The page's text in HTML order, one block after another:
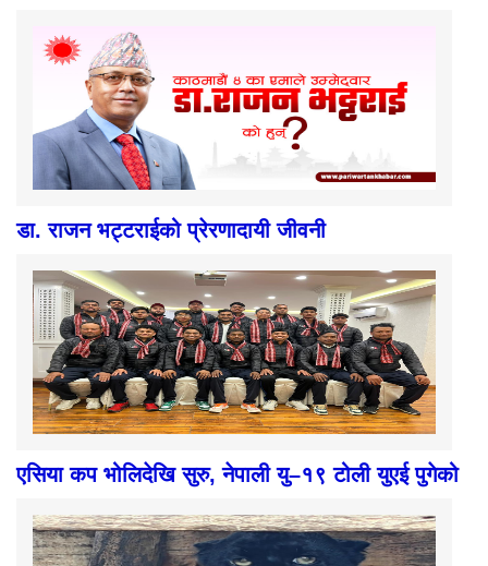
डा. राजन भट्टराईको प्रेरणादायी जीवनी
एसिया कप भोलिदेखि सुरु, नेपाली यु–१९ टोली युएई पुगेको